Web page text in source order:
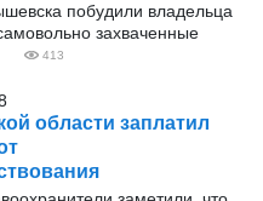
побудили владельца
захваченные
413
области заплатил